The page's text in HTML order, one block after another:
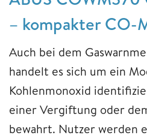
– kompakter CO-
Auch bei dem
handelt es sich um ein
Kohlenmonoxid
einer Vergiftung oder
bewahrt. Nutzer werden